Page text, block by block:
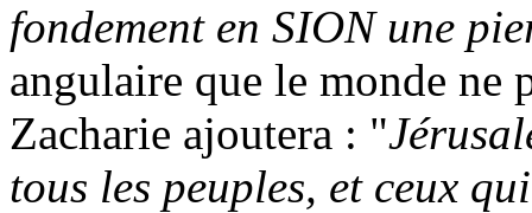
fondement en SION une
angulaire que le monde ne
Zacharie ajoutera : "
tous les peuples, et ceux